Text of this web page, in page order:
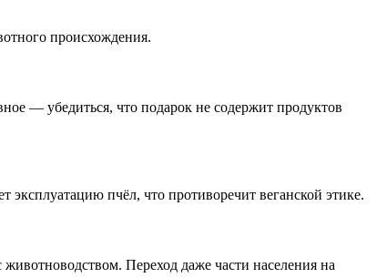
происхождения.
— убедиться, что подарок не содержит продуктов
пчёл, что противоречит веганской этике.
Переход даже части населения на